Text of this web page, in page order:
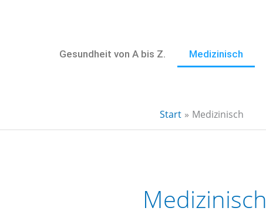
Gesundheit von A bis Z. Medizinisch
Start Medizinisch
Medizinisch